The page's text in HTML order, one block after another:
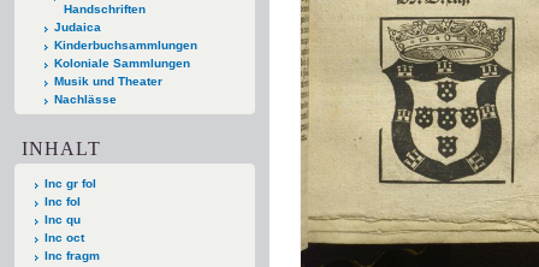
Handschriften
Judaica
Kinderbuchsammlungen
Koloniale Sammlungen
Musik und Theater
Nachlässe
INHALT
Inc gr fol
Inc fol
Inc qu
Inc oct
Inc fragm